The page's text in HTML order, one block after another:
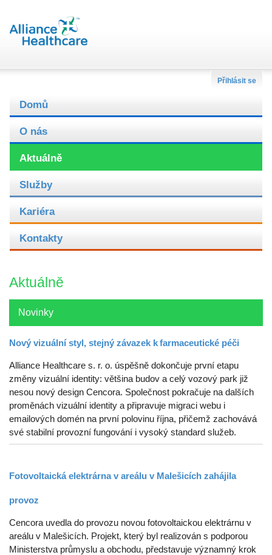
Přihlásit se
Domů
O nás
Aktuálně
Služby
Kariéra
Kontakty
Aktuálně
Novinky
Nový vizuální styl, stejný závazek k farmaceutické péči
Alliance Healthcare s. r. o. úspěšně dokončuje první etapu
změny vizuální identity: většina budov a celý vozový park již
nesou nový design Cencora. Společnost pokračuje na dalších
proměnách vizuální identity a připravuje migraci webu i
emailových domén na první polovinu října, přičemž zachovává
své stabilní provozní fungování i vysoký standard služeb.
Fotovoltaická elektrárna v areálu v Malešicích zahájila
provoz
Cencora uvedla do provozu novou fotovoltaickou elektrárnu v
areálu v Malešicích. Projekt, který byl realizován s podporou
Ministerstva průmyslu a obchodu, představuje významný krok